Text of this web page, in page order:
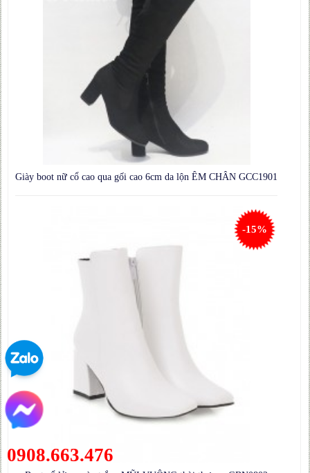
Giày boot nữ cổ cao qua gối cao 6cm da lộn ÊM CHÂN GCC1901
-15%
0908.663.476